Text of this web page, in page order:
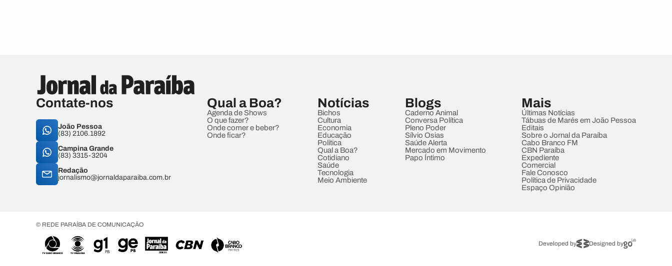
Contate-nos
João Pessoa
(83) 2106.1892
Campina Grande
(83) 3315-3204
Redação
jornalismo@jornaldaparaiba.com.br
Qual a Boa?
Agenda de Shows
O que fazer?
Onde comer e beber?
Onde ficar?
Notícias
Bichos
Cultura
Economia
Educação
Política
Qual a Boa?
Cotidiano
Saúde
Tecnologia
Meio Ambiente
Blogs
Caderno Animal
Conversa Política
Pleno Poder
Sílvio Osias
Saúde Alerta
Mercado em Movimento
Papo Íntimo
Mais
Últimas Notícias
Tábuas de Marés em João Pessoa
Editais
Sobre o Jornal da Paraíba
Cabo Branco FM
CBN Paraíba
Expediente
Comercial
Fale Conosco
Política de Privacidade
Espaço Opinião
© REDE PARAÍBA DE COMUNICAÇÃO
Developed by Designed by